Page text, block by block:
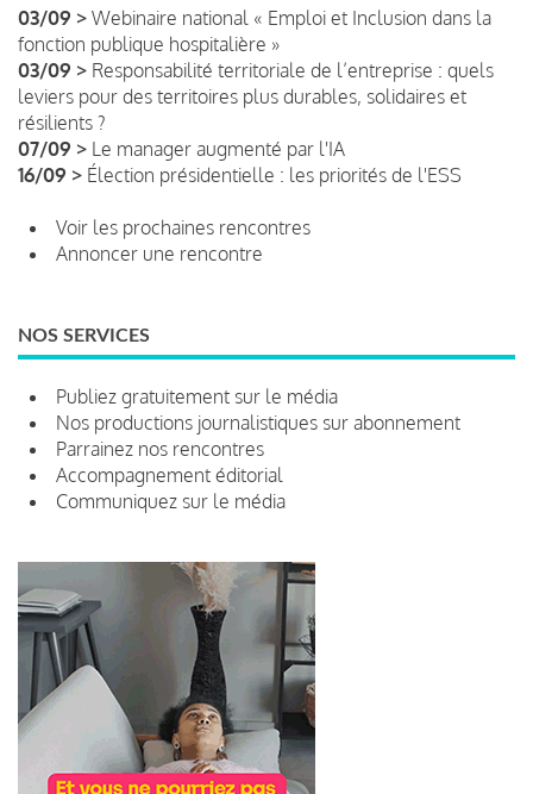
03/09 > Webinaire national « Emploi et Inclusion dans la
fonction publique hospitalière »
03/09 > Responsabilité territoriale de l’entreprise : quels
leviers pour des territoires plus durables, solidaires et
résilients ?
07/09 > Le manager augmenté par l'IA
16/09 > Élection présidentielle : les priorités de l'ESS
Voir les prochaines rencontres
Annoncer une rencontre
NOS SERVICES
Publiez gratuitement sur le média
Nos productions journalistiques sur abonnement
Parrainez nos rencontres
Accompagnement éditorial
Communiquez sur le média